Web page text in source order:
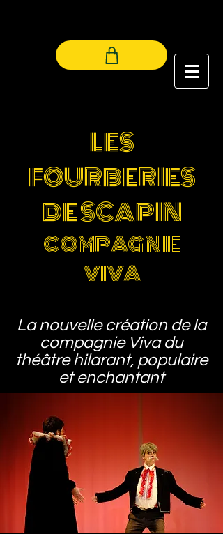
LES
FOURBERIES
DE SCAPIN
COMPAGNIE
VIVA
La nouvelle création de la
compagnie Viva du
théâtre hilarant, populaire
et enchantant